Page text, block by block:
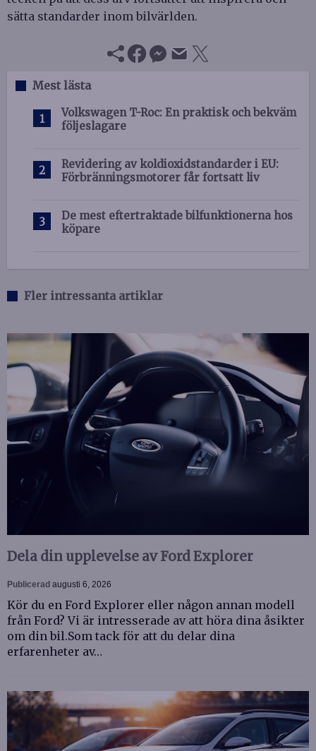
sätta standarder inom bilvärlden.
Mest lästa
Volkswagen T-Roc: En praktisk och bekväm
följeslagare
Revidering av koldioxidstandarder i EU:
Förbränningsmotorer får fortsatt liv
De mest eftertraktade bilfunktionerna hos
köpare
Fler intressanta artiklar
Dela din upplevelse av Ford Explorer
Publicerad augusti 6, 2026
Kör du en Ford Explorer eller någon annan modell
från Ford? Vi är intresserade av att höra dina åsikter
om din bil.Som tack för att du delar dina
erfarenheter av…